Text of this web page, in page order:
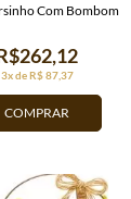
COMPRAR
3x de R$ 87,37
Com Bombom